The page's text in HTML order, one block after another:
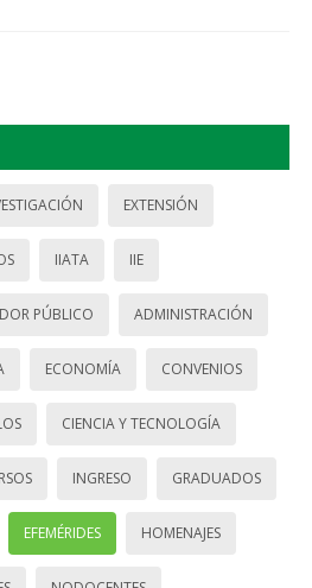
EXTENSIÓN
IIATA IIE
PÚBLICO ADMINISTRACIÓN
ECONOMÍA CONVENIOS
CIENCIA Y TECNOLOGÍA
INGRESO GRADUADOS
EFEMÉRIDES HOMENAJES